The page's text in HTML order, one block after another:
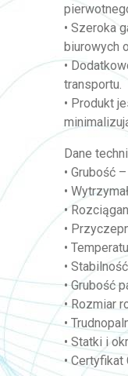
• Szeroka
biurowych
•
transportu.
• Produkt
Dane
• Grubość
•
•
•
•
•
• Grubość
• Rozmiar
•
• Statki i
• Certyfikat